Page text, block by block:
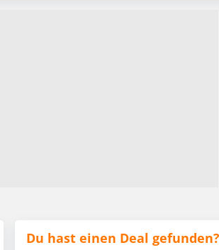
Du hast einen Deal gefunden?